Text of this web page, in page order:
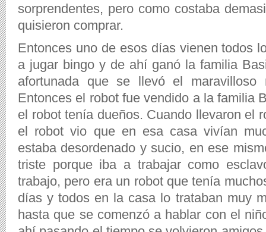
sorprendentes, pero como costaba
quisieron comprar.
Entonces uno de esos días vienen todos
a jugar bingo y de ahí ganó la familia
afortunada que se llevó el
Entonces el robot fue vendido a la familia
el robot tenía dueños. Cuando llevaron el
el robot vio que en esa casa vivían
estaba desordenado y sucio, en ese
triste porque iba a trabajar como
trabajo, pero era un robot que tenía
días y todos en la casa lo trataban muy
hasta que se comenzó a hablar con el